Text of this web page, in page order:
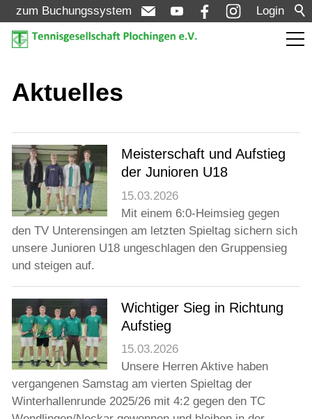
Login
zum Buchungssystem
Aktuelles
Termine
Turniere
Verein
Mannschaften
Jugend
Training
Gaststätte
Aktuelles
Meisterschaft und Aufstieg
der Junioren U18
15.03.2026
Mit einem 6:0-Heimsieg gegen
den TV Unterensingen am letzten Spieltag sichern sich
unsere Junioren U18 ungeschlagen den Gruppensieg
und steigen auf.
Wichtiger Sieg in Richtung
Aufstieg
15.03.2026
Unsere Herren Aktive haben
vergangenen Samstag am vierten Spieltag der
Winterhallenrunde 2025/26 mit 4:2 gegen den TC